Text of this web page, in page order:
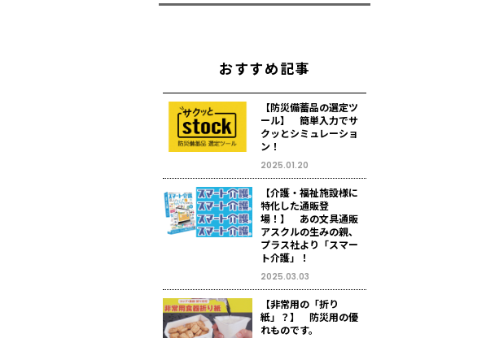
おすすめ記事
【防災備蓄品の選定ツ
ール】 簡単入力でサ
クッとシミュレーショ
ン！
2025.01.20
【介護・福祉施設様に
特化した通販登
場！】 あの文具通販
アスクルの生みの親、
プラス社より「スマー
ト介護」！
2025.03.03
【非常用の「折り
紙」？】 防災用の優
れものです。